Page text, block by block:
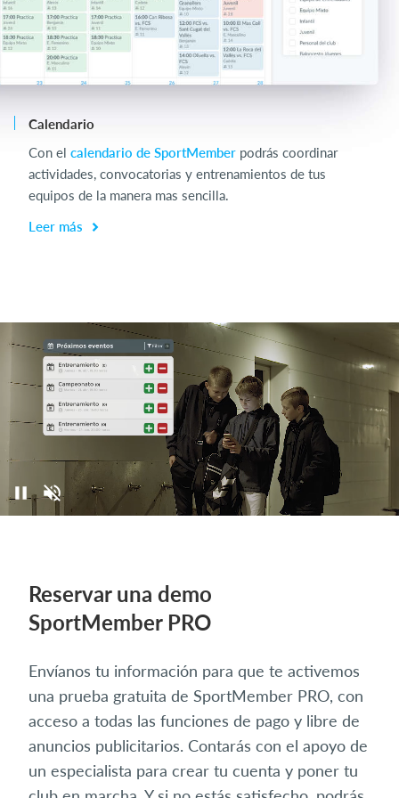
Calendario
Con el calendario de SportMember podrás coordinar
actividades, convocatorias y entrenamientos de tus
equipos de la manera mas sencilla.
Leer más
Reservar una demo
SportMember PRO
Envíanos tu información para que te activemos
una prueba gratuita de SportMember PRO, con
acceso a todas las funciones de pago y libre de
anuncios publicitarios. Contarás con el apoyo de
un especialista para crear tu cuenta y poner tu